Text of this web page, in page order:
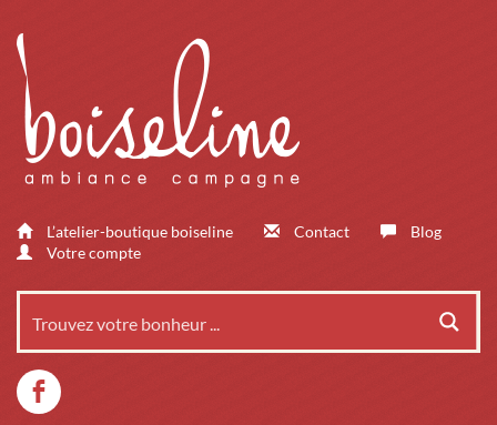
L’atelier-boutique boiseline Contact
Blog
Votre compte